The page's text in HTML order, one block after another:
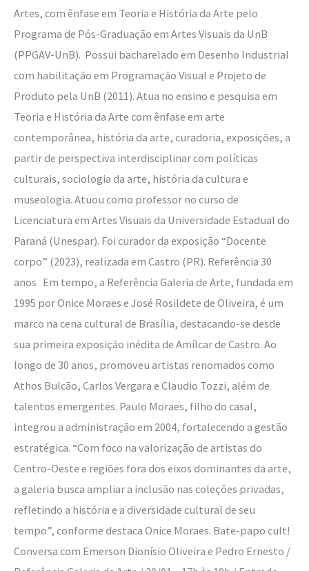
Artes, com ênfase em Teoria e História da Arte pelo
Programa de Pós-Graduação em Artes Visuais da UnB
(PPGAV-UnB). Possui bacharelado em Desenho Industrial
com habilitação em Programação Visual e Projeto de
Produto pela UnB (2011). Atua no ensino e pesquisa em
Teoria e História da Arte com ênfase em arte
contemporânea, história da arte, curadoria, exposições, a
partir de perspectiva interdisciplinar com políticas
culturais, sociologia da arte, história da cultura e
museologia. Atuou como professor no curso de
Licenciatura em Artes Visuais da Universidade Estadual do
Paraná (Unespar). Foi curador da exposição “Docente
corpo” (2023), realizada em Castro (PR). Referência 30
anos Em tempo, a Referência Galeria de Arte, fundada em
1995 por Onice Moraes e José Rosildete de Oliveira, é um
marco na cena cultural de Brasília, destacando-se desde
sua primeira exposição inédita de Amílcar de Castro. Ao
longo de 30 anos, promoveu artistas renomados como
Athos Bulcão, Carlos Vergara e Claudio Tozzi, além de
talentos emergentes. Paulo Moraes, filho do casal,
integrou a administração em 2004, fortalecendo a gestão
estratégica. “Com foco na valorização de artistas do
Centro-Oeste e regiões fora dos eixos dominantes da arte,
a galeria busca ampliar a inclusão nas coleções privadas,
refletindo a história e a diversidade cultural de seu
tempo”, conforme destaca Onice Moraes. Bate-papo cult!
Conversa com Emerson Dionísio Oliveira e Pedro Ernesto /